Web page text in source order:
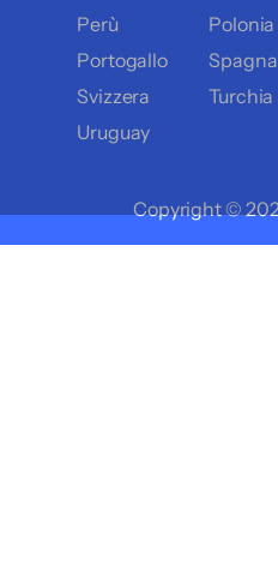
Perù Polonia
Portogallo
Spagna
Svizzera
Turchia
Uruguay